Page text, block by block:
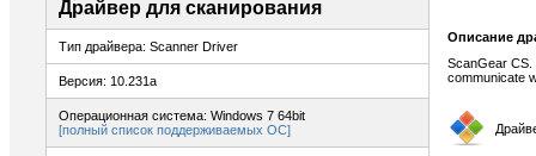
Драйвер для сканирования
Тип драйвера: Scanner Driver
Версия: 10.231a
Операционная система: Windows 7 64bit
[полный список поддерживаемых ОС]
Описание
ScanGear
communicate